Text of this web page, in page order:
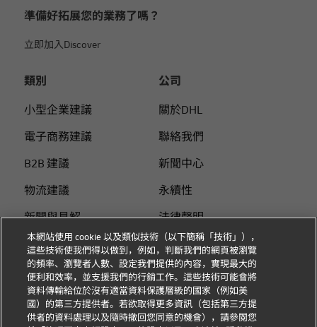
準備好拓展您的業務了嗎？
立即加入Discover
類別
小型企業建議
電子商務建議
B2B 建議
物流建議
新聞與見解
使用DHL 寄件
個人付費指南
公司
關於DHL
聯絡我們
新聞中心
永續性
法律聲明
使用條款
隱私
Cookie 设置
本網站使用 cookie 以及類似技術（以下簡稱「技術」），
這些技術使我們得以做到，例如，判斷我們的網頁被瀏覽
的頻率、瀏覽者人數、設定我們提供的內容，實現最大的
便利和效率，並支援我們的行銷工作。這些技術可能會將
資料傳輸給位於沒有適當資料保護層級的國家（例如美
國）的第三方提供者。若欲取得更多資訊（包括第三方提
供者的資料處理以及隨時撤回您同意的機會），請參閱您